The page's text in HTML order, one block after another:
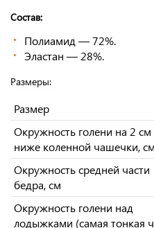
Состав:
Полиамид — 72%.
Эластан — 28%.
Размеры:
Размер
Окружность голени на 2 см
ниже коленной чашечки, см
Окружность средней части
бедра, см
Окружность голени над
лодыжками (самая тонкая